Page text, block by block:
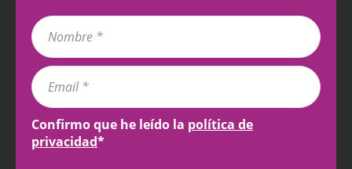
Confirmo que he leído la política de
privacidad*